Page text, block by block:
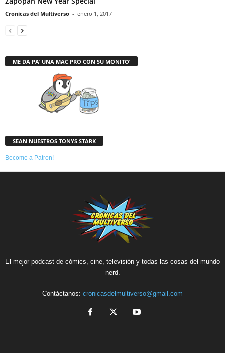
Cronicas del Multiverso - enero 1, 2017
ME DA PA’ UNA MAC PRO CON SU MONITO’
SEAN NUESTROS TONYS STARK
Become a Patron!
El mejor podcast de cómics, cine, televisión y todas las cosas del mundo
nerd.
Contáctanos: cronicasdelmultiverso@gmail.com